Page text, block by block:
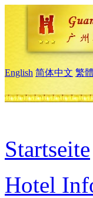
English 简体中文 繁
Startseite
Hotel